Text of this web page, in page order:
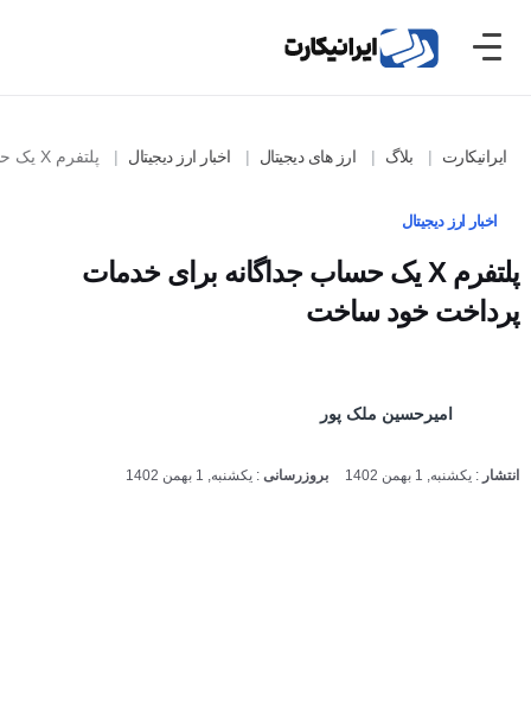
ایرانیکارت بلاگ ارز های دیجیتال اخبار ارز دیجیتال پلتفرم X یک حساب جداگانه برای خدمات پرداخت خود ساخت
اخبار ارز دیجیتال
پلتفرم X یک حساب جداگانه برای خدمات
پرداخت خود ساخت
امیرحسین ملک پور
انتشار:یکشنبه, 1 بهمن 1402 بروزرسانی:یکشنبه, 1 بهمن 1402